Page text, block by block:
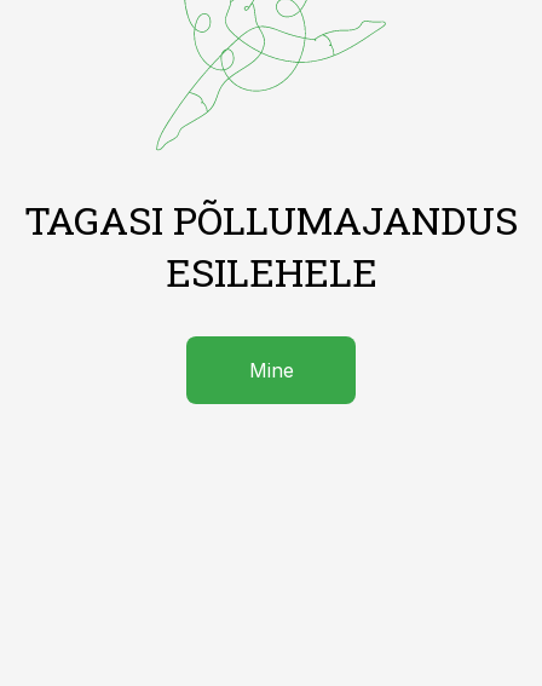
TAGASI PÕLLUMAJANDUS
ESILEHELE
Mine